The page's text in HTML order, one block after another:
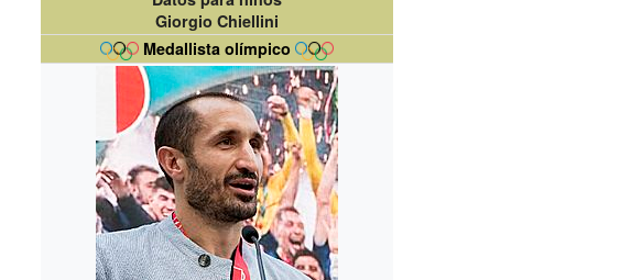
Giorgio Chiellini
Medallista olímpico